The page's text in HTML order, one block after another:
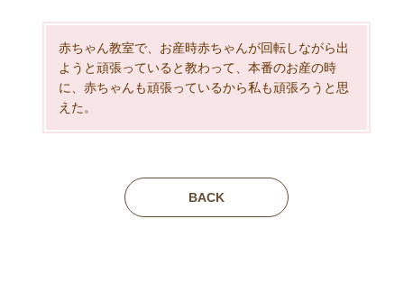
赤ちゃん教室で、お産時赤ちゃんが回転しながら出
ようと頑張っていると教わって、本番のお産の時
に、赤ちゃんも頑張っているから私も頑張ろうと思
えた。
BACK